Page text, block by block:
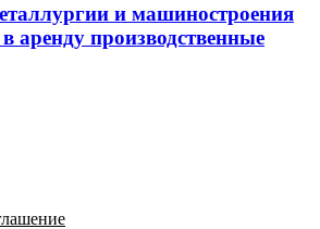
и машиностроения
аренду производственные